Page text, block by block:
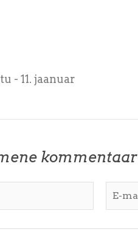
- 11. jaanuar
kommentaar